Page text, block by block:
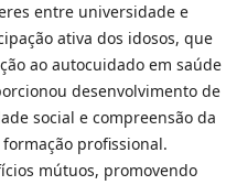
entre universidade e
ativa dos idosos, que
ao autocuidado em saúde
desenvolvimento de
social e compreensão da
profissional.
mútuos, promovendo